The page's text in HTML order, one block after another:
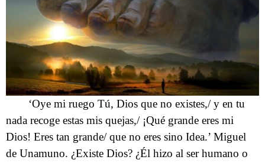
‘Oye mi ruego Tú, Dios que no existes,/ y en tu
nada recoge estas mis quejas,/ ¡Qué grande eres mi
Dios! Eres tan grande/ que no eres sino Idea.’ Miguel
de Unamuno. ¿Existe Dios? ¿Él hizo al ser humano o